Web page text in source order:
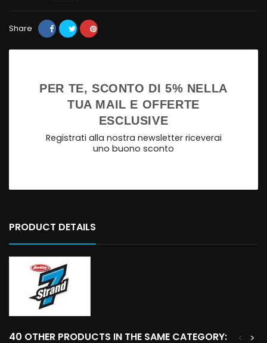
Share
PER TE, SCONTO DI 5% NELLA
TUA MAIL E OFFERTE
ESCLUSIVE
Registrati alla nostra newsletter riceverai
uno buono sconto
PRODUCT DETAILS
40 OTHER PRODUCTS IN THE SAME CATEGORY: >
<